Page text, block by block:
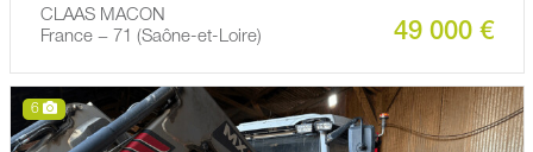
CLAAS MACON
France − 71 (Saône-et-Loire)
49 000 €
6